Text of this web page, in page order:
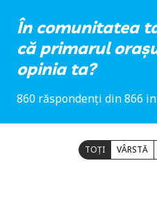
În comunitatea
că primarul
opinia ta?
860 răspondenți din 866
TOȚI VÂRSTĂ